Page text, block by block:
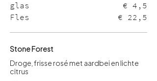
glas
€ 4,5
Fles
€ 22,5
Stone Forest
Droge, frisse rosé met aardbei en lichte